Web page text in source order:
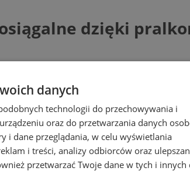
dzięki
danych
technologii do przechowywania i
oraz do przetwarzania danych
i dane przeglądania, w celu wyświetlania
i treści, analizy odbiorców oraz
przetwarzać Twoje dane w tych i innych